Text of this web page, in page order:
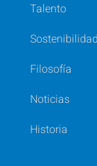
Talento
Sostenibilidad
Filosofía
Noticias
Historia